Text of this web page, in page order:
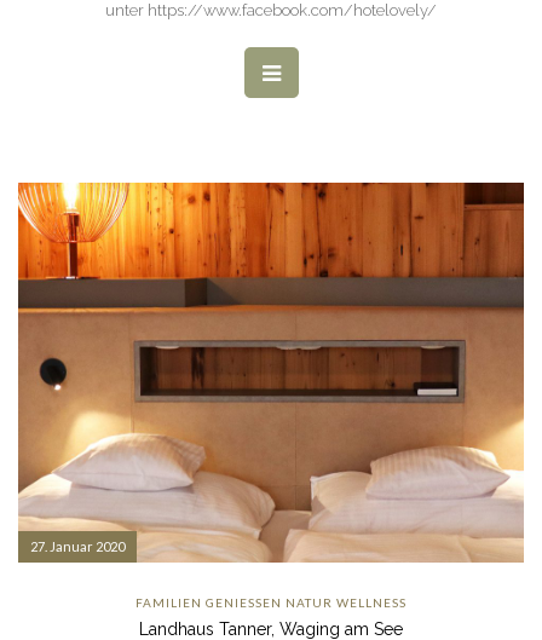
unter https://www.facebook.com/hotelovely/
27. Januar 2020
FAMILIEN GENIESSEN NATUR WELLNESS
Landhaus Tanner, Waging am See